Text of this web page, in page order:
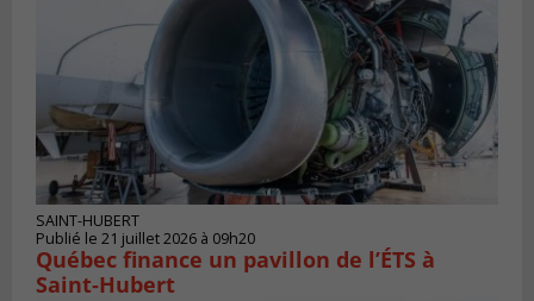
SAINT-HUBERT
Publié le 21 juillet 2026 à 09h20
Québec finance un pavillon de l’ÉTS à
Saint‑Hubert